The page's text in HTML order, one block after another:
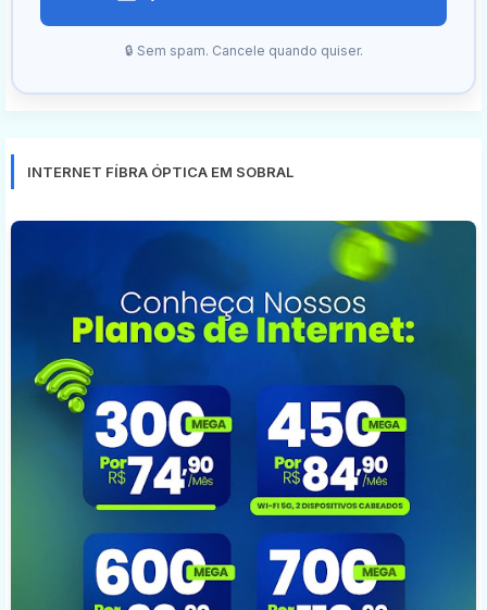
🔒 Sem spam. Cancele quando quiser.
INTERNET FÍBRA ÓPTICA EM SOBRAL